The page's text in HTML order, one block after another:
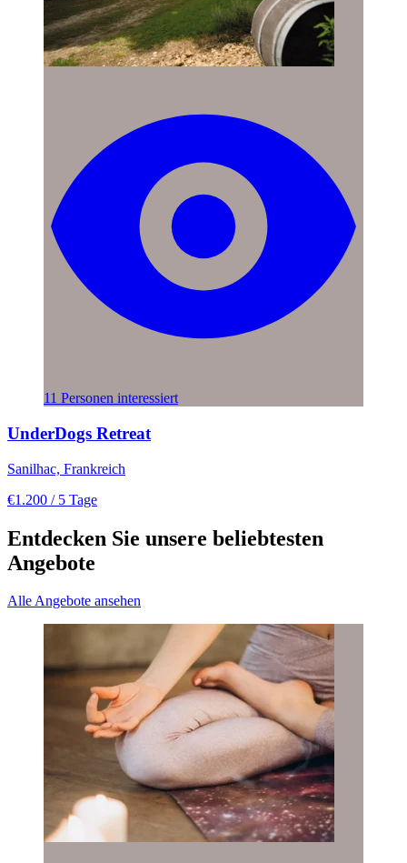
11 Personen interessiert
UnderDogs Retreat
Sanilhac, Frankreich
€1.200 / 5 Tage
Entdecken Sie unsere beliebtesten
Angebote
Alle Angebote ansehen